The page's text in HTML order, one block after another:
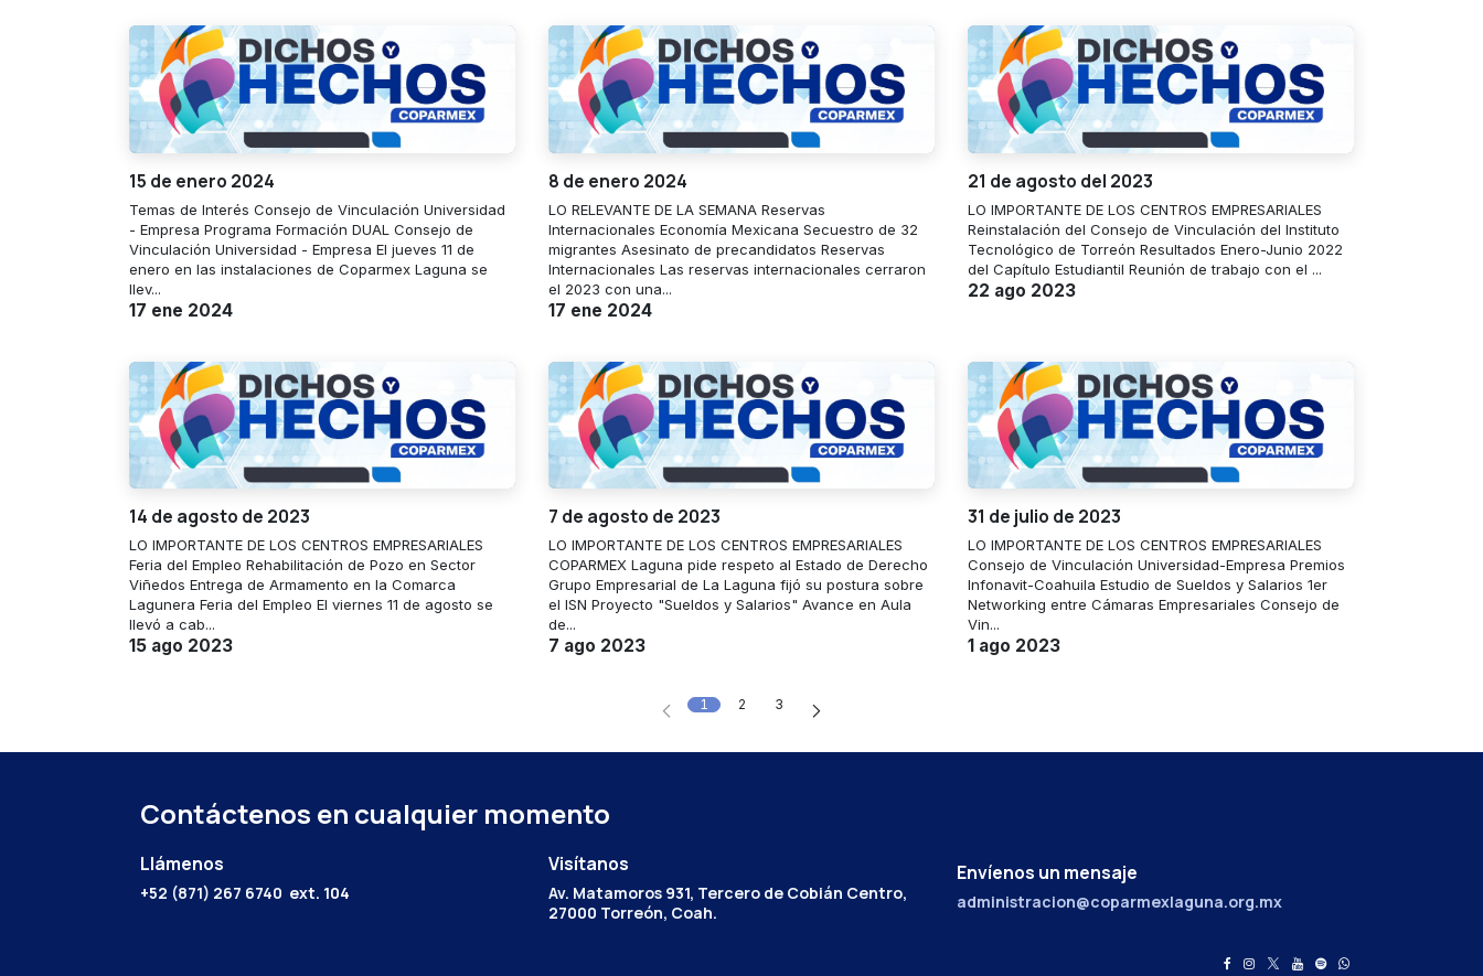
15 de enero 2024
Temas de Interés Consejo de Vinculación Universidad
- Empresa Programa Formación DUAL Consejo de
Vinculación Universidad - Empresa El jueves 11 de
enero en las instalaciones de Coparmex Laguna se
llev...
17 ene 2024
8 de enero 2024
LO RELEVANTE DE LA SEMANA Reservas
Internacionales Economía Mexicana Secuestro de 32
migrantes Asesinato de precandidatos Reservas
Internacionales Las reservas internacionales cerraron
el 2023 con una...
17 ene 2024
21 de agosto del 2023
LO IMPORTANTE DE LOS CENTROS EMPRESARIALES
Reinstalación del Consejo de Vinculación del Instituto
Tecnológico de Torreón Resultados Enero-Junio 2022
del Capítulo Estudiantil Reunión de trabajo con el ...
22 ago 2023
14 de agosto de 2023
LO IMPORTANTE DE LOS CENTROS EMPRESARIALES
Feria del Empleo Rehabilitación de Pozo en Sector
Viñedos Entrega de Armamento en la Comarca
Lagunera Feria del Empleo El viernes 11 de agosto se
llevó a cab...
15 ago 2023
7 de agosto de 2023
LO IMPORTANTE DE LOS CENTROS EMPRESARIALES
COPARMEX Laguna pide respeto al Estado de Derecho
Grupo Empresarial de La Laguna fijó su postura sobre
el ISN Proyecto "Sueldos y Salarios" Avance en Aula
de...
7 ago 2023
31 de julio de 2023
LO IMPORTANTE DE LOS CENTROS EMPRESARIALES
Consejo de Vinculación Universidad-Empresa Premios
Infonavit-Coahuila Estudio de Sueldos y Salarios 1er
Networking entre Cámaras Empresariales Consejo de
Vin...
1 ago 2023
1 2 3
Contáctenos en cualquier momento
Llámenos
+52 (871) 267 6740 ext. 104
Envíenos un mensaje
administracion@coparmexlaguna.org.mx
Visítanos
Av. Matamoros 931, Tercero de Cobián Centro,
27000 Torreón, Coah.